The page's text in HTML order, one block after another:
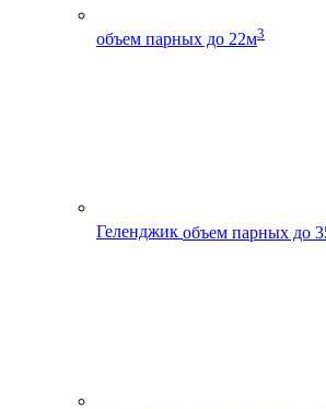
объем парных до 22м3
Геленджик объем парных до